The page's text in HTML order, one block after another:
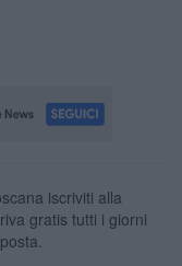
iscriviti alla
gratis tutti i giorni